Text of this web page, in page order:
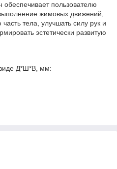
пользователю
жимовых движений,
тела, улучшать силу рук и
эстетически развитую
Д*Ш*В, мм: